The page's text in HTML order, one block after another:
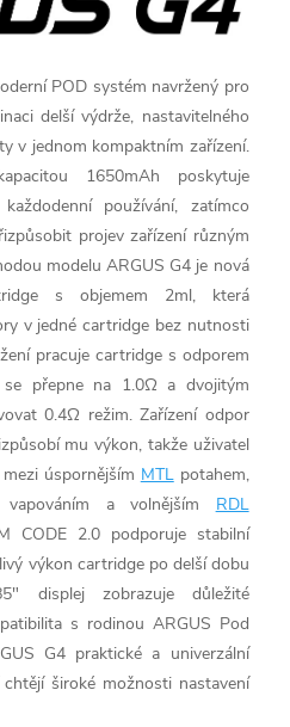
POD systém navržený pro
delší výdrže, nastavitelného
v jednom kompaktním zařízení.
1650mAh poskytuje
používání, zatímco
projev zařízení různým
modelu ARGUS G4 je nová
s objemem 2ml, která
v jedné cartridge bez nutnosti
pracuje cartridge s odporem
přepne na 1.0Ω a dvojitým
0.4Ω režim. Zařízení odpor
mu výkon, takže uživatel
úspornějším MTLpotahem,
vapováním a volnějším RDL
CODE 2.0 podporuje stabilní
výkon cartridge po delší dobu
displej zobrazuje důležité
s rodinou ARGUS Pod
G4 praktické a univerzální
široké možnosti nastavení